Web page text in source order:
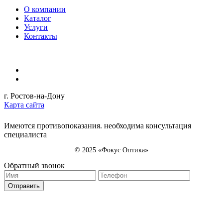
О компании
Каталог
Услуги
Контакты
г. Ростов-на-Дону
Карта сайта
Имеются противопоказания. необходима консультация
специалиста
© 2025 «Фокус Оптика»
Обратный звонок
Отправить